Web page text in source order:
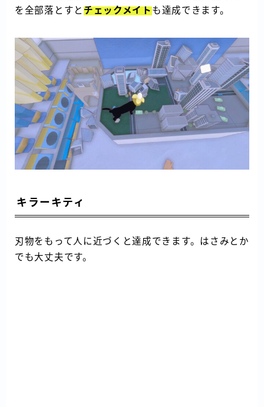
を全部落とすと チェックメイト も達成できます。
キラーキティ
刃物をもって人に近づくと達成できます。はさみとか
でも大丈夫です。